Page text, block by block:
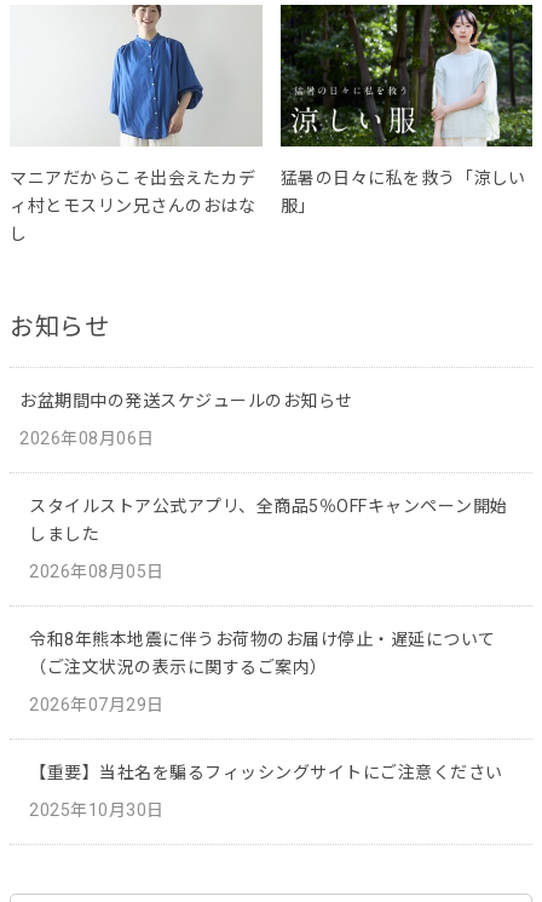
マニアだからこそ出会えたカデ
ィ村とモスリン兄さんのおはな
し
猛暑の日々に私を救う「涼しい
服」
お知らせ
お盆期間中の発送スケジュールのお知らせ
2026年08月06日
スタイルストア公式アプリ、全商品5％OFFキャンペーン開始
しました
2026年08月05日
令和8年熊本地震に伴うお荷物のお届け停止・遅延について
（ご注文状況の表示に関するご案内）
2026年07月29日
【重要】当社名を騙るフィッシングサイトにご注意ください
2025年10月30日